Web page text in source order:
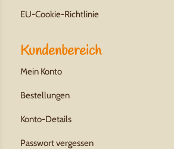
EU-Cookie-Richtlinie
Kundenbereich
Mein Konto
Bestellungen
Konto-Details
Passwort vergessen